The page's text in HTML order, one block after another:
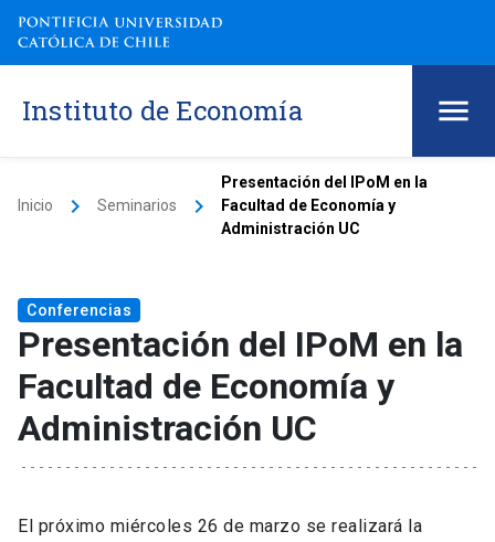
Instituto de Economía
Inicio keyboard_arrow_right Seminarios keyboard_arrow_right
Presentación del IPoM en la
Facultad de Economía y
Administración UC
Conferencias
Presentación del IPoM en la
Facultad de Economía y
Administración UC
El próximo miércoles 26 de marzo se realizará la